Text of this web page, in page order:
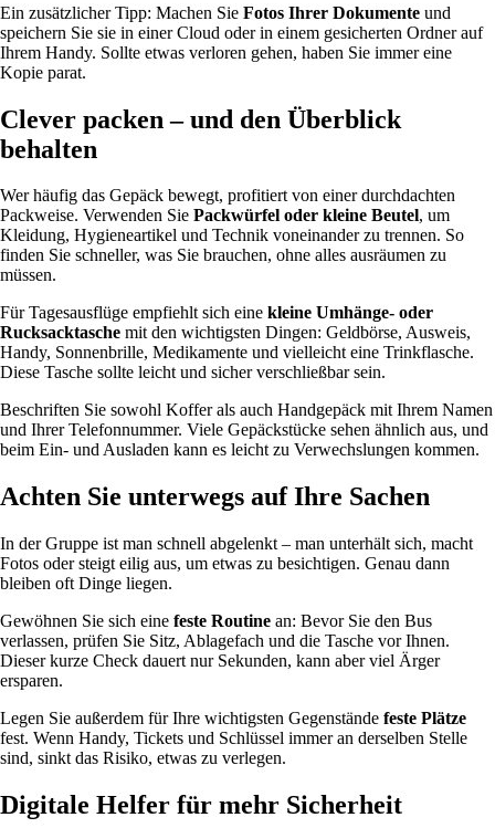
Ein zusätzlicher Tipp: Machen Sie Fotos Ihrer Dokumente und
speichern Sie sie in einer Cloud oder in einem gesicherten Ordner auf
Ihrem Handy. Sollte etwas verloren gehen, haben Sie immer eine
Kopie parat.
Clever packen – und den Überblick
behalten
Wer häufig das Gepäck bewegt, profitiert von einer durchdachten
Packweise. Verwenden Sie Packwürfel oder kleine Beutel, um
Kleidung, Hygieneartikel und Technik voneinander zu trennen. So
finden Sie schneller, was Sie brauchen, ohne alles ausräumen zu
müssen.
Für Tagesausflüge empfiehlt sich eine kleine Umhänge- oder
Rucksacktasche mit den wichtigsten Dingen: Geldbörse, Ausweis,
Handy, Sonnenbrille, Medikamente und vielleicht eine Trinkflasche.
Diese Tasche sollte leicht und sicher verschließbar sein.
Beschriften Sie sowohl Koffer als auch Handgepäck mit Ihrem Namen
und Ihrer Telefonnummer. Viele Gepäckstücke sehen ähnlich aus, und
beim Ein- und Ausladen kann es leicht zu Verwechslungen kommen.
Achten Sie unterwegs auf Ihre Sachen
In der Gruppe ist man schnell abgelenkt – man unterhält sich, macht
Fotos oder steigt eilig aus, um etwas zu besichtigen. Genau dann
bleiben oft Dinge liegen.
Gewöhnen Sie sich eine feste Routine an: Bevor Sie den Bus
verlassen, prüfen Sie Sitz, Ablagefach und die Tasche vor Ihnen.
Dieser kurze Check dauert nur Sekunden, kann aber viel Ärger
ersparen.
Legen Sie außerdem für Ihre wichtigsten Gegenstände feste Plätze
fest. Wenn Handy, Tickets und Schlüssel immer an derselben Stelle
sind, sinkt das Risiko, etwas zu verlegen.
Digitale Helfer für mehr Sicherheit